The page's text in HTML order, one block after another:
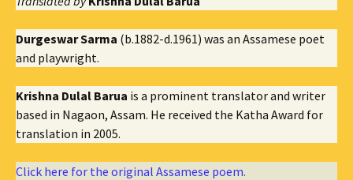
Durgeswar Sarma (b.1882-d.1961) was an Assamese poet
and playwright.
Krishna Dulal Barua is a prominent translator and writer
based in Nagaon, Assam. He received the Katha Award for
translation in 2005.
Click here for the original Assamese poem.